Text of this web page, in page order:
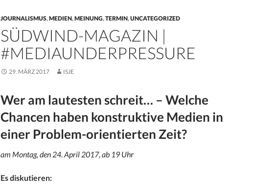
JOURNALISMUS,MEDIEN,MEINUNG,TERMIN,UNCATEGORIZED
SÜDWIND-MAGAZIN |
#MEDIAUNDERPRESSURE
29. MÄRZ 2017 ISJE
Wer am lautesten schreit… – Welche
Chancen haben konstruktive Medien in
einer Problem-orientierten Zeit?
am Montag, den 24. April 2017, ab 19 Uhr
Es diskutieren: